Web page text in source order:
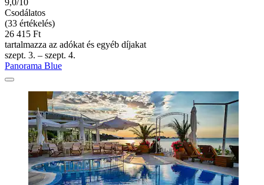
Csodálatos
(33 értékelés)
26 415 Ft
tartalmazza az adókat és egyéb díjakat
szept. 3. – szept. 4.
Panorama Blue